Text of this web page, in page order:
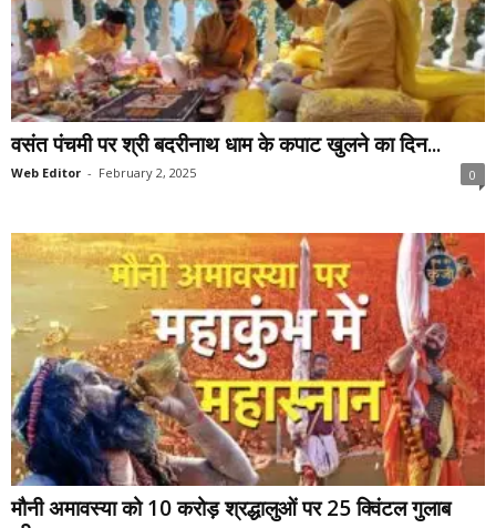
वसंत पंचमी पर श्री बदरीनाथ धाम के कपाट खुलने का दिन...
Web Editor - February 2, 2025 0
मौनी अमावस्या को 10 करोड़ श्रद्धालुओं पर 25 क्विंटल गुलाब